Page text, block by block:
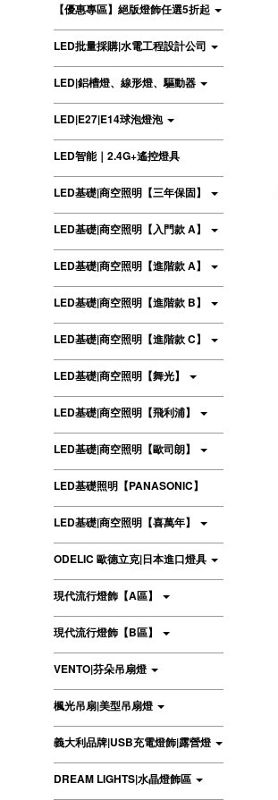
【優惠專區】絕版燈飾任選5折起
LED批量採購|水電工程設計公司
LED|鋁槽燈、線形燈、驅動器
LED|E27|E14球泡燈泡
LED智能｜2.4G+遙控燈具
LED基礎|商空照明【三年保固】
LED基礎|商空照明【入門款 A】
LED基礎|商空照明【進階款 A】
LED基礎|商空照明【進階款 B】
LED基礎|商空照明【進階款 C】
LED基礎|商空照明【舞光】
LED基礎|商空照明【飛利浦】
LED基礎|商空照明【歐司朗】
LED基礎照明【PANASONIC】
LED基礎|商空照明【喜萬年】
ODELIC 歐德立克|日本進口燈具
現代流行燈飾【A區】
現代流行燈飾【B區】
VENTO|芬朵吊扇燈
楓光吊扇|美型吊扇燈
義大利品牌|USB充電燈飾|露營燈
DREAM LIGHTS|水晶燈飾區